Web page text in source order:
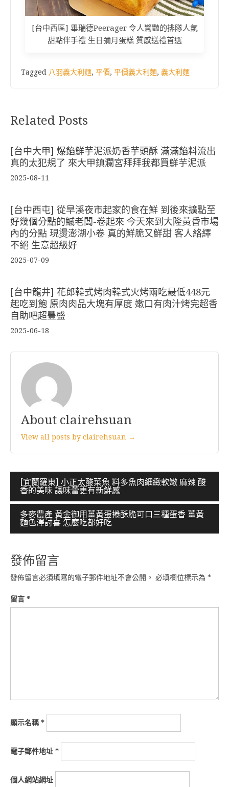
[台中西區] 畢瑞德Peerager 令人驚豔的排隊人氣
甜點伴手禮 生日彌月蛋糕 質感送禮首選
Tagged 八羽義大利麵, 平價, 平價義大利麵, 義大利麵
Related Posts
[台中大甲] 爆餡鮮芋泥派奶香芋頭酥 滿滿餡料流出
真的太犯規了 來大甲鎮瀾宮拜拜我都買鮮芋泥派
2025-08-11
[台中西屯] 從旱溪夜市起家的食在鮮 到後來擴點至
好幾個分點的鰄老闆-卷起來 今天來到大隆黃昏市場
內的分點 現燙澎湖小卷 真的鮮脆又鮮甜 客人絡繹
不絕 生意超級好
2025-07-09
[台中龍井] 花郎韓式烤肉韓式火烤兩吃最低448元
起吃到飽 原肉肉品大塊有厚度 嫩口有肉汁烤完超香
自助吧超豐盛
2025-06-18
About clairehsuan
View all posts by clairehsuan →
文
章
導
覽
[宜蘭羅東] 小正太酸菜魚 料多魚肉細緻軟嫩 麻辣 酸
香的美味 讓味蕾更有新鮮感
多麥農產 黃金御用薑黃蛋捲酥脆可口三種蛋香 薑黃
麵色澤討喜 怎麼吃都好吃
發佈留言
發佈留言必須填寫的電子郵件地址不會公開。 必填欄位標示為 *
留言 *
顯示名稱*
電子郵件地址 *
個人網站網址